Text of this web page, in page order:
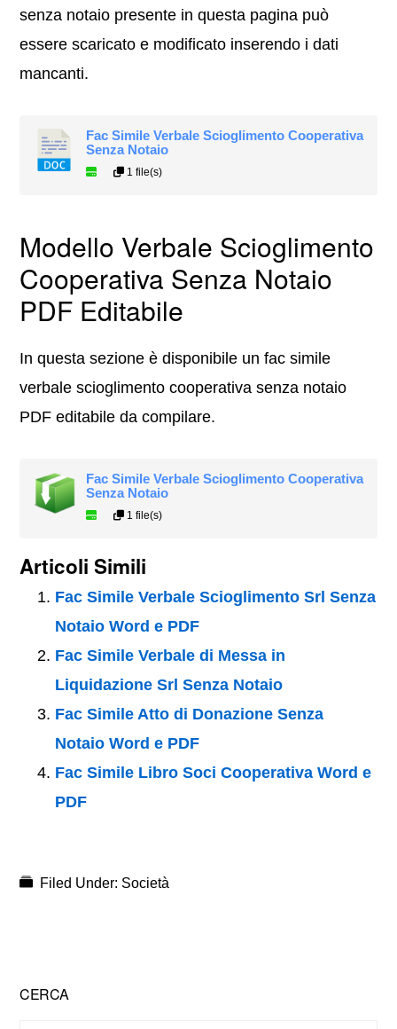
senza notaio presente in questa pagina può
essere scaricato e modificato inserendo i dati
mancanti.
Fac Simile Verbale Scioglimento Cooperativa
Senza Notaio
1 file(s)
Modello Verbale Scioglimento
Cooperativa Senza Notaio
PDF Editabile
In questa sezione è disponibile un fac simile
verbale scioglimento cooperativa senza notaio
PDF editabile da compilare.
Fac Simile Verbale Scioglimento Cooperativa
Senza Notaio
1 file(s)
Articoli Simili
Fac Simile Verbale Scioglimento Srl Senza
Notaio Word e PDF​
Fac Simile Verbale di Messa in
Liquidazione Srl Senza Notaio
Fac Simile Atto di Donazione Senza
Notaio Word e PDF
Fac Simile Libro Soci Cooperativa Word e
PDF
Filed Under: Società
Primary
CERCA